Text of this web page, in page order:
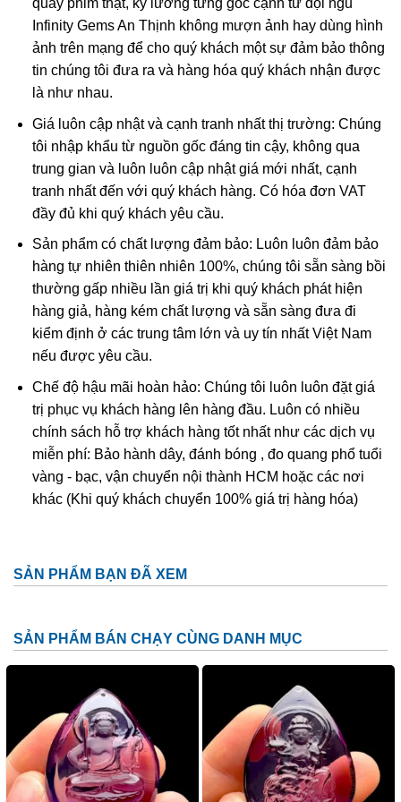
được tìm thấy trong khoáng vật này.
Các công trình gần đây cho thấy màu của ametit là do có
lẫn tạp chấtsắt
tương tác phức tạp của
và nhôm sẽ tạo nên màu.
Khi nung nóng ametit thường chuyển thành màuvàng, và
hầu hết citrine,cairngormcủa ngành kim hoàn đá quý
được coi đơn giản chỉ là “ametit được gia nhiệt”. Thạch
anh ametit có xu hướng bị mất màu khi bị lộ ra mặt đất.
Ametit tổng hợp rất giống với ametit chất lượng cao. Các
đặc điểm hóa học và vật lý đều rất giống với ametit tự
nhiên nên rất khó phân biệt một cách chính xác trừ khi
dùng những thử nghiệm đá quý học cao cấp tốn kém. Thử
nghiệm dựa trên quy luật sinh đôi tên “Brazil law twinning”
anh phải và trái được liên kết tạo thành một tinh thể duy
nhấtđược sử dụng để xác định ametit tổng hợp sẽ dễ
dàng hơn. Tuy nhiên về mặc lý thuyết, người ta có thể tạo
ra vật liệu tổng hợp này nhưng khó mà tạo ra được với số
lượng lớn để cung cấp cho thị trường.
Tên khoa học: đá thạch anh tím (amethyst)
tím, tím ánh hồng đến tím đậm, tím violet, màu xanh biển
và xám.
Chỉ số chiết quang: 1.544 – 1.553
Tỷ trọng: 2.65 – 2.91
Độ bóng: Như thủy tinh
Độ trong suốt: Trong suốt
quay phim thật, kỹ lưỡng từng góc cạnh từ đội ngũ
Infinity Gems An Thịnh không mượn ảnh hay dùng hình
ảnh trên mạng để cho quý khách một sự đảm bảo thông
tin chúng tôi đưa ra và hàng hóa quý khách nhận được
là như nhau.
Giá luôn cập nhật và cạnh tranh nhất thị trường: Chúng
tôi nhập khẩu từ nguồn gốc đáng tin cậy, không qua
trung gian và luôn luôn cập nhật giá mới nhất, cạnh
tranh nhất đến với quý khách hàng. Có hóa đơn VAT
đầy đủ khi quý khách yêu cầu.
Sản phẩm có chất lượng đảm bảo: Luôn luôn đảm bảo
hàng tự nhiên thiên nhiên 100%, chúng tôi sẵn sàng bồi
thường gấp nhiều lần giá trị khi quý khách phát hiện
hàng giả, hàng kém chất lượng và sẵn sàng đưa đi
kiểm định ở các trung tâm lớn và uy tín nhất Việt Nam
nếu được yêu cầu.
Chế độ hậu mãi hoàn hảo: Chúng tôi luôn luôn đặt giá
trị phục vụ khách hàng lên hàng đầu. Luôn có nhiều
chính sách hỗ trợ khách hàng tốt nhất như các dịch vụ
miễn phí: Bảo hành dây, đánh bóng , đo quang phổ tuổi
vàng - bạc, vận chuyển nội thành HCM hoặc các nơi
khác (Khi quý khách chuyển 100% giá trị hàng hóa)
SẢN PHẨM BẠN ĐÃ XEM
SẢN PHẨM BÁN CHẠY CÙNG DANH MỤC